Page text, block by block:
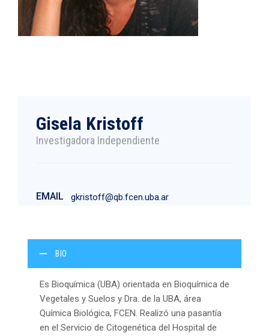
Gisela Kristoff
Investigadora Independiente
EMAIL gkristoff@qb.fcen.uba.ar
BIO
Es Bioquímica (UBA) orientada en Bioquímica de
Vegetales y Suelos y Dra. de la UBA, área
Química Biológica, FCEN. Realizó una pasantía
en el Servicio de Citogenética del Hospital de